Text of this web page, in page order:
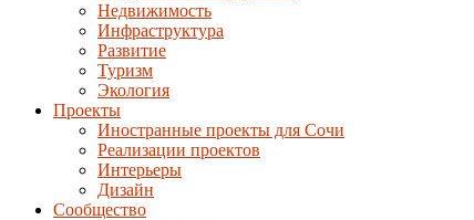
Недвижимость
Инфраструктура
Развитие
Туризм
Экология
Проекты
Иностранные проекты для Сочи
Реализации проектов
Интерьеры
Дизайн
Сообщество